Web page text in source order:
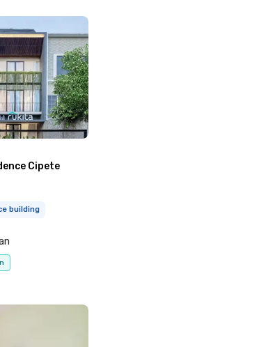
Cipete
building